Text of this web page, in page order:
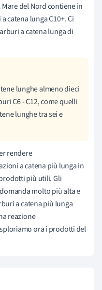
del Nord contiene in
catena lunga C10+. Ci
a catena lunga di
lunghe almeno dieci
C6 - C12, come quelli
lunghe tra sei e
rendere
a catena più lunga in
più utili. Gli
molto più alta e
a catena più lunga
reazione
ora i prodotti del